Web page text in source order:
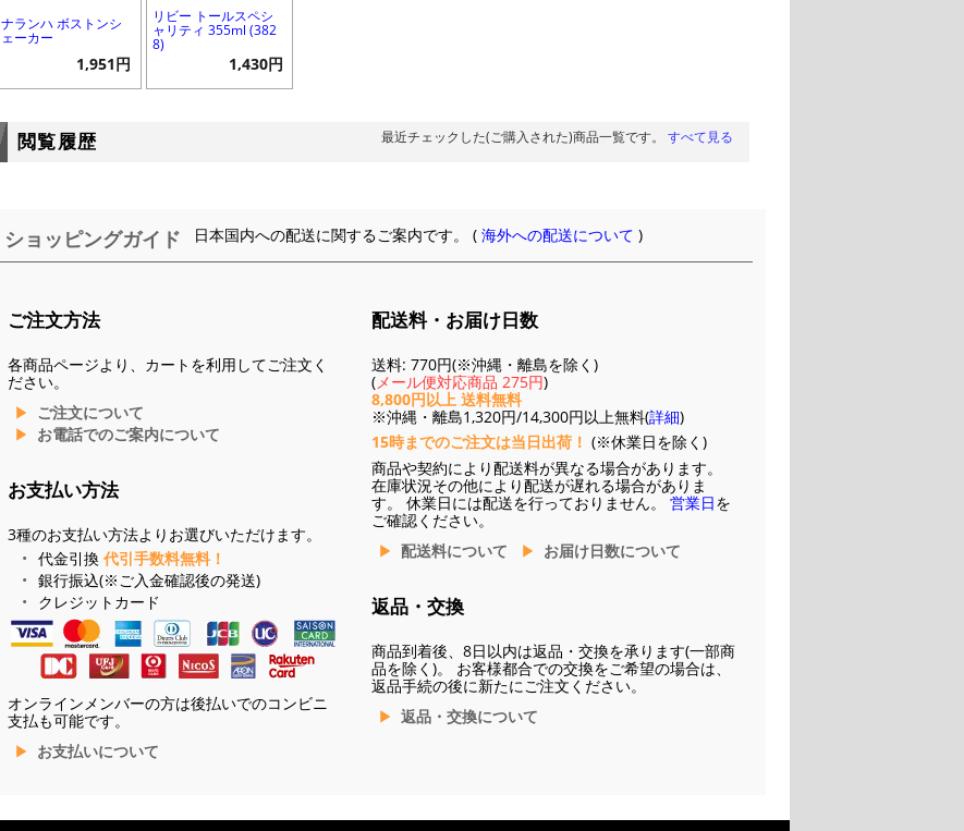
ナランハ ボストンシ
ェーカー
1,951円
リビー トールスペシ
ャリティ 355ml (382
8)
1,430円
閲覧履歴 最近チェックした(ご購入された)商品一覧です。 すべて見る
ショッピングガイド 日本国内への配送に関するご案内です。 (海外への配送について )
ご注文方法
各商品ページより、カートを利用してご注文く
ださい。
ご注文について
お電話でのご案内について
お支払い方法
3種のお支払い方法よりお選びいただけます。
代金引換 代引手数料無料！
銀行振込(※ご入金確認後の発送)
クレジットカード
オンラインメンバーの方は後払いでのコンビニ
支払も可能です。
お支払いについて
配送料・お届け日数
送料: 770円(※沖縄・離島を除く)
(メール便対応商品 275円)
8,800円以上 送料無料
※沖縄・離島1,320円/14,300円以上無料(詳細)
15時までのご注文は当日出荷！ (※休業日を除く)
商品や契約により配送料が異なる場合があります。
在庫状況その他により配送が遅れる場合がありま
す。 休業日には配送を行っておりません。 営業日を
ご確認ください。
配送料について
お届け日数について
返品・交換
商品到着後、8日以内は返品・交換を承ります(一部商
品を除く)。 お客様都合での交換をご希望の場合は、
返品手続の後に新たにご注文ください。
返品・交換について